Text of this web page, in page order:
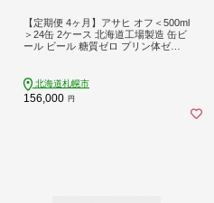
【定期便 4ヶ月】アサヒ オフ＜500ml
＞24缶 2ケース 北海道工場製造 缶ビ
ール ビール 糖質ゼロ プリン体ゼロ
道 札幌市
北海道札幌市
156,000 円